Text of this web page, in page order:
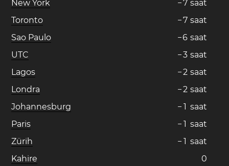
New York
−7 saat
Toronto
−7 saat
Sao Paulo
−6 saat
UTC
−3 saat
Lagos
−2 saat
Londra
−2 saat
Johannesburg
− 1 saat
Paris
− 1 saat
Zürih
− 1 saat
Kahire
0